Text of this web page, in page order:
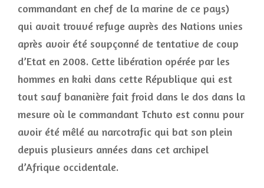
commandant en chef de la marine de ce pays)
qui avait trouvé refuge auprès des Nations unies
après avoir été soupçonné de tentative de coup
d’Etat en 2008. Cette libération opérée par les
hommes en kaki dans cette République qui est
tout sauf bananière fait froid dans le dos dans la
mesure où le commandant Tchuto est connu pour
avoir été mêlé au narcotrafic qui bat son plein
depuis plusieurs années dans cet archipel
d’Afrique occidentale.